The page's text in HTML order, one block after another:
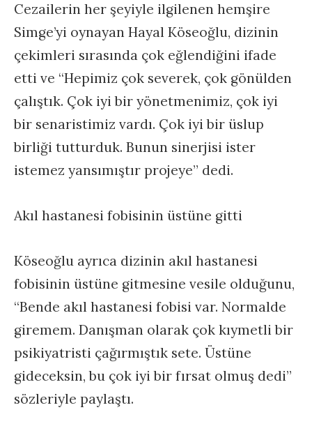
Cezailerin her şeyiyle ilgilenen hemşire
Simge’yi oynayan Hayal Köseoğlu, dizinin
çekimleri sırasında çok eğlendiğini ifade
etti ve “Hepimiz çok severek, çok gönülden
çalıştık. Çok iyi bir yönetmenimiz, çok iyi
bir senaristimiz vardı. Çok iyi bir üslup
birliği tutturduk. Bunun sinerjisi ister
istemez yansımıştır projeye” dedi.
Akıl hastanesi fobisinin üstüne gitti
Köseoğlu ayrıca dizinin akıl hastanesi
fobisinin üstüne gitmesine vesile olduğunu,
“Bende akıl hastanesi fobisi var. Normalde
giremem. Danışman olarak çok kıymetli bir
psikiyatristi çağırmıştık sete. Üstüne
gideceksin, bu çok iyi bir fırsat olmuş dedi”
sözleriyle paylaştı.